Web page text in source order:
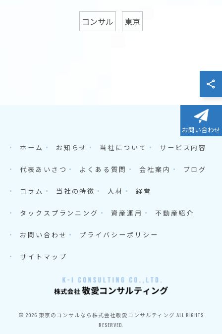
コンサル 東京
お問い合わせ
ホーム お知らせ 当社について サービス内容
代表あいさつ よくある質問 会社案内 ブログ
コラム 当社の特徴 人材 経営
タックスプランニング 資産運用 不動産紹介
お問い合わせ プライバシーポリシー
サイトマップ
© 2026 東京のコンサルなら株式会社敬愛コンサルティング ALL RIGHTS
RESERVED.